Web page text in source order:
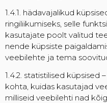
1.4.1. hädavajalikud
ringiliikumiseks, selle
kasutajate poolt valitud
nende küpsiste
veebilehte ja tema
1.4.2. statistilised küpsised
kohta, kuidas kasutajad
milliseid veebilehti nad